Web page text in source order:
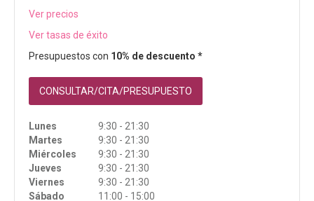
Ver precios
Ver tasas de éxito
Presupuestos con 10% de descuento *
CONSULTAR/CITA/PRESUPUESTO
Lunes
9:30 - 21:30
Martes
9:30 - 21:30
Miércoles
9:30 - 21:30
Jueves
9:30 - 21:30
Viernes
9:30 - 21:30
Sábado
11:00 - 15:00